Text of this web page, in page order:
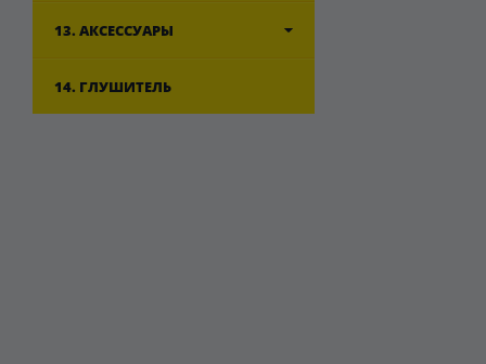
13. АКСЕССУАРЫ
14. ГЛУШИТЕЛЬ